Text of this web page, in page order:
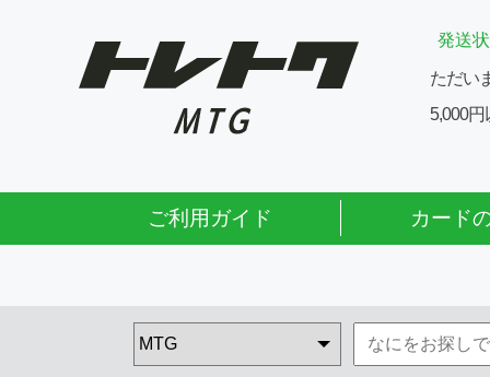
発送
ただい
5,000
ご利用ガイド カード